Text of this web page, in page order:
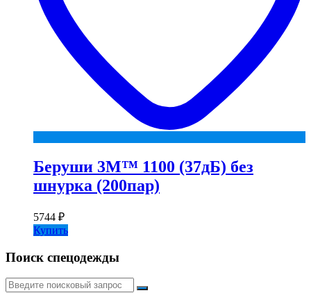
Беруши 3М™ 1100 (37дБ) без
шнурка (200пар)
5744 ₽
Купить
Поиск спецодежды
Искать: